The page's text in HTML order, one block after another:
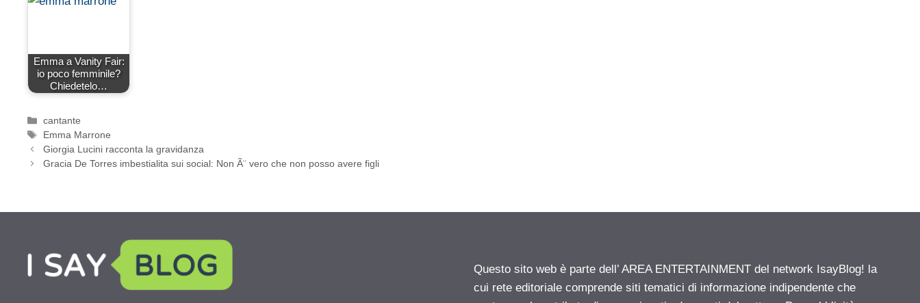
Emma a Vanity Fair:
io poco femminile?
Chiedetelo…
Categorie
cantante
Tag
Emma Marrone
Giorgia Lucini racconta la gravidanza
Gracia De Torres imbestialita sui social: Non Ã¨ vero che non posso avere figli
Questo sito web è parte dell’ AREA ENTERTAINMENT del network IsayBlog! la
cui rete editoriale comprende siti tematici di informazione indipendente che